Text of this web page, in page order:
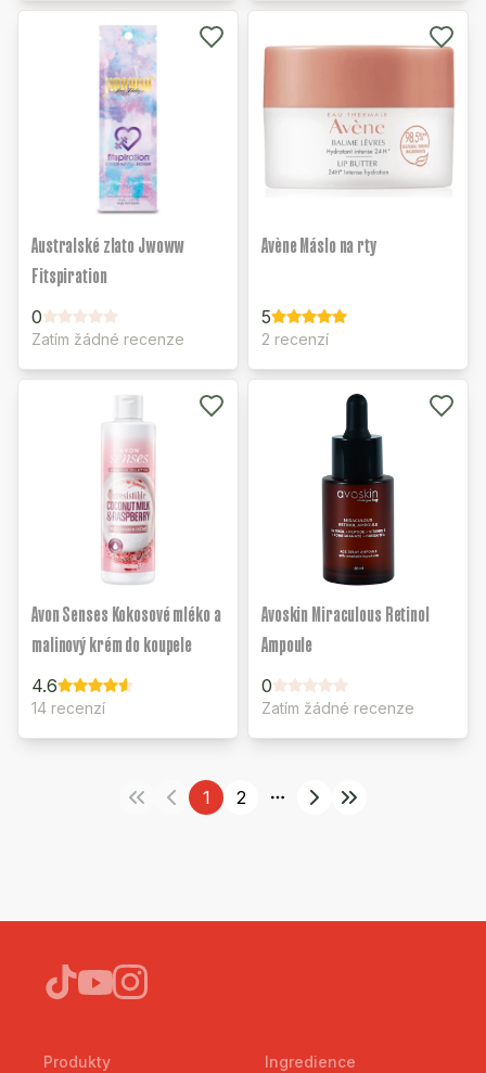
Australské zlato Jwoww
Fitspiration
0
Zatím žádné recenze
Avène Máslo na rty
5
2 recenzí
Avon Senses Kokosové mléko a
malinový krém do koupele
4.6
14 recenzí
Avoskin Miraculous Retinol
Ampoule
0
Zatím žádné recenze
1 2
More pages
Produkty Ingredience